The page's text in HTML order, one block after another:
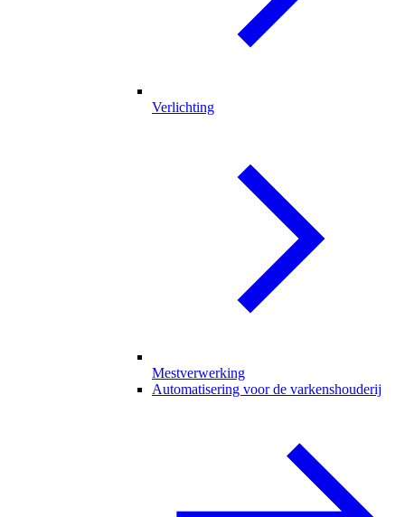
Verlichting
Mestverwerking
Automatisering voor de varkenshouderij